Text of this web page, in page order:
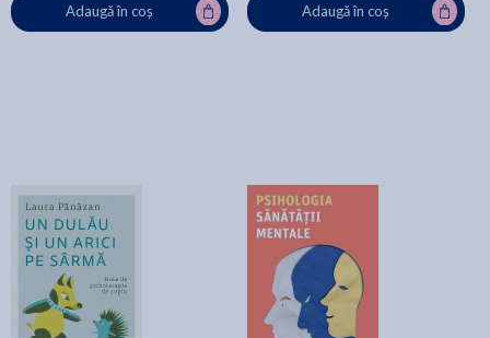
Adaugă în coș Adaugă în coș